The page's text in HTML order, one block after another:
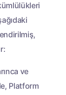
ve
Platform